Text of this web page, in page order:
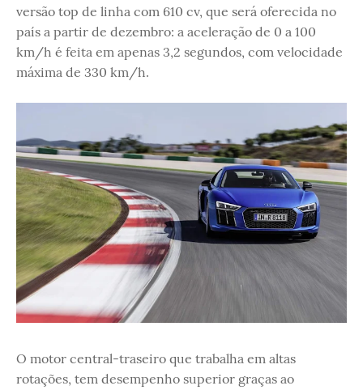
versão top de linha com 610 cv, que será oferecida no
país a partir de dezembro: a aceleração de 0 a 100
km/h é feita em apenas 3,2 segundos, com velocidade
máxima de 330 km/h.
O motor central-traseiro que trabalha em altas
rotações, tem desempenho superior graças ao